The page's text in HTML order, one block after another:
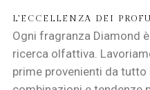
L’ECCELLENZA DEI
Ogni fragranza Diamond
ricerca olfattiva.
prime provenienti da